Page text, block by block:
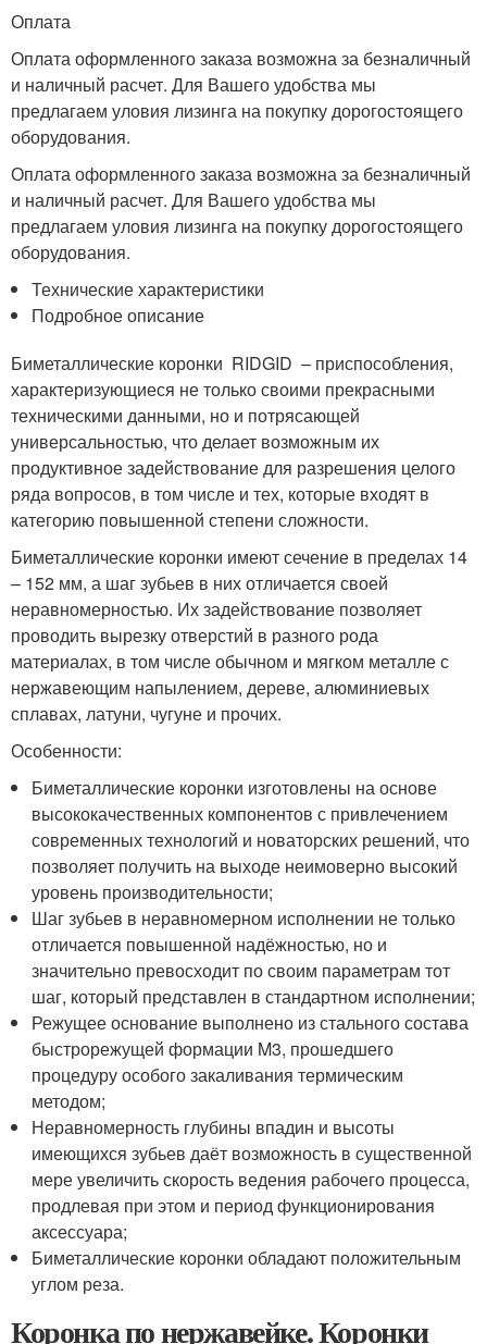
Оплата
Оплата оформленного заказа возможна за безналичный
и наличный расчет. Для Вашего удобства мы
предлагаем уловия лизинга на покупку дорогостоящего
оборудования.
Оплата оформленного заказа возможна за безналичный
и наличный расчет. Для Вашего удобства мы
предлагаем уловия лизинга на покупку дорогостоящего
оборудования.
Технические характеристики
Подробное описание
Биметаллические коронки RIDGID – приспособления,
характеризующиеся не только своими прекрасными
техническими данными, но и потрясающей
универсальностью, что делает возможным их
продуктивное задействование для разрешения целого
ряда вопросов, в том числе и тех, которые входят в
категорию повышенной степени сложности.
Биметаллические коронки имеют сечение в пределах 14
– 152 мм, а шаг зубьев в них отличается своей
неравномерностью. Их задействование позволяет
проводить вырезку отверстий в разного рода
материалах, в том числе обычном и мягком металле с
нержавеющим напылением, дереве, алюминиевых
сплавах, латуни, чугуне и прочих.
Особенности:
Биметаллические коронки изготовлены на основе
высококачественных компонентов с привлечением
современных технологий и новаторских решений, что
позволяет получить на выходе неимоверно высокий
уровень производительности;
Шаг зубьев в неравномерном исполнении не только
отличается повышенной надёжностью, но и
значительно превосходит по своим параметрам тот
шаг, который представлен в стандартном исполнении;
Режущее основание выполнено из стального состава
быстрорежущей формации M3, прошедшего
процедуру особого закаливания термическим
методом;
Неравномерность глубины впадин и высоты
имеющихся зубьев даёт возможность в существенной
мере увеличить скорость ведения рабочего процесса,
продлевая при этом и период функционирования
аксессуара;
Биметаллические коронки обладают положительным
углом реза.
Коронка по нержавейке. Коронки